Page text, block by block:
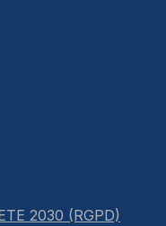
2030 (RGPD)